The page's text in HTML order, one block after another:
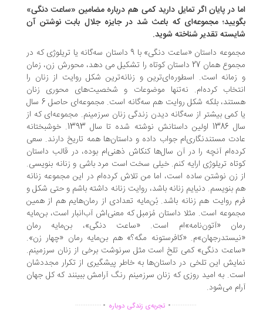
در پایان اگر تمایل دارید کمی هم درباره مضامین «ساعت دنگی»
مجموعه‌ای که باعث شد در جایزه جلال بابت نوشتن آن
تقدیر شناخته شوید.
مجموعه داستان «ساعت دنگی» با 9 داستان سه‌گانه یا تریلوژی که در
مجموع همان 27 داستان کوتاه را تشکیل می دهد، محورش زن، زمان
است. اسطوره‌ای‌ترین و زنانه‌ترین شکل روایت از زنان را
کرده‌ام. نه‌تنها موضوعات و شخصیت‌های محوری زنان
هستند، بلکه شکل روایت هم سه‌گانه است. مجموعه‌ای حاصل 6 سال
کمی بیشتر از سه‌گانه دیدن زندگی زنان سرزمینم. مجموعه‌ای که از
سال 1386 اولین داستانش نوشته شده تا سال 1393. خوشبختانه
مستندنگاری‌ام جواب داده و داستان‌ها همه تاریخ دارند. سعی
آنچه را در آن سال‌ها کنکاش ذهنی‌ام بوده، در قالب داستان
تریلوژی ارایه کنم. خیلی سخت است مرد باشی و زنانه بنویسی.
زن نوشتن ساده است، اما من تلاش کرده‌ام در این مجموعه زنانه
بنویسم. دنیایم زنانه باشد، روایت زنانه داشته باشم و حتی شکل و
روایت هم زنانه باشد. بُن‌مایه تعدادی از رمان‌هایم هم از همین
است. مثلا داستان مُزمبل که معنی‌اش آب‌انبار است، بن‌مایه
«آتون‌نامه»‌ام است. «ساعت دنگی»، بن‌مایه رمان
«کافرستونه مگه؟» هم بن‌مایه رمان «چهار زن».
دنگی» کمی تلخ است مثل سرنوشت برخی از زنان سرزمینم.
این تلخی در داستان‌ها به خاطر پیشگیری از تکرار مجددشان
به امید روزی که زنان سرزمینم رنگ آرامش ببینند که کل جهان
می‌شود.
............... .تجربه‌ی زندگی دوباره ...............